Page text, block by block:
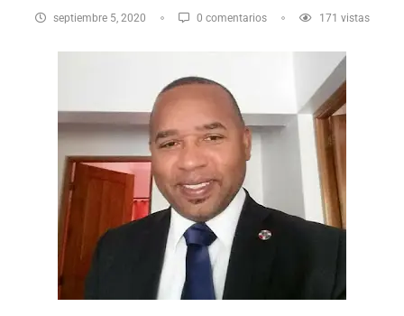
septiembre 5, 2020 0 comentarios 171 vistas